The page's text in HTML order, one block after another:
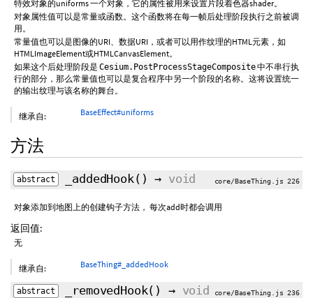
特效对象的uniforms 一个对象，它的属性被用来设置片段着色器shader。
对象属性值可以是常量或函数。这个函数将在每一帧后处理阶段执行之前被调
用。
常量值也可以是图像的URI、数据URI，或者可以用作纹理的HTML元素，如
HTMLImageElement或HTMLCanvasElement。
如果这个后处理阶段是 Cesium.PostProcessStageComposite中不串行执
行的部分，那么常量值也可以是复合程序中另一个阶段的名称。这将设置统一
的输出纹理与该名称的舞台。
继承自: BaseEffect#uniforms
方法
abstract _addedHook() → void core/BaseThing.js 226
对象添加到地图上的创建钩子方法， 每次add时都会调用
返回值:
无
继承自: BaseThing#_addedHook
abstract _removedHook() → void core/BaseThing.js 236